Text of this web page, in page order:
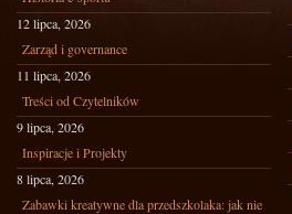
12 lipca, 2026
Zarząd i governance
11 lipca, 2026
Treści od Czytelników
9 lipca, 2026
Inspiracje i Projekty
8 lipca, 2026
Zabawki kreatywne dla przedszkolaka: jak nie